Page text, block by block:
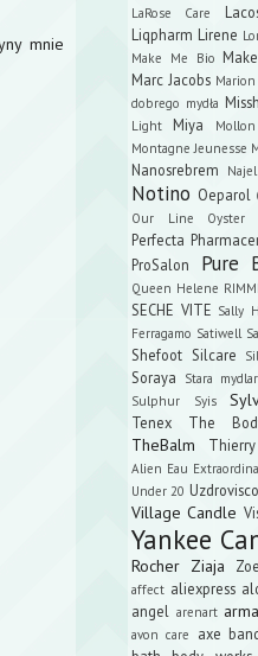
mnie
LaRose Care
Liqpharm Lirene
Make Me Bio
Marc Jacobs Marion
dobrego mydła
Light
Miya
Montagne Jeunesse
Nanosrebrem
Najel
Notino Oeparol
Our Line Oyster
Perfecta
ProSalon Pure
Queen Helene
SECHE VITE Sally
Ferragamo Satiwell
Shefoot Silcare
Soraya Stara
Sulphur Syis
Tenex The
TheBalm
Alien Eau
Under 20 Uzdrovisco
Village Candle
Yankee
Rocher Ziaja
affect aliexpress
angel arenart
avon care axe